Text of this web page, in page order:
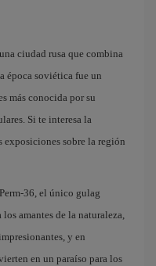
ciudad rusa que combina
época soviética fue un
más conocida por su
Si te interesa la
exposiciones sobre la región
36, el único gulag
amantes de la naturaleza,
y en
en un paraíso para los